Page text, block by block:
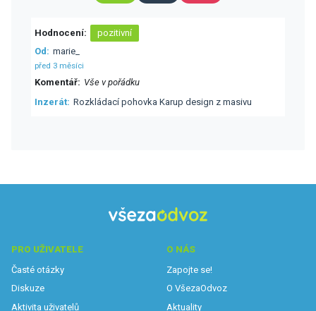
Hodnocení
pozitivní
Od
marie_
před 3 měsíci
Komentář
Vše v pořádku
Inzerát Rozkládací pohovka Karup design z masivu
PRO UŽIVATELE
Časté otázky
Diskuze
Aktivita uživatelů
O NÁS
Zapojte se!
O VšezaOdvoz
Aktuality